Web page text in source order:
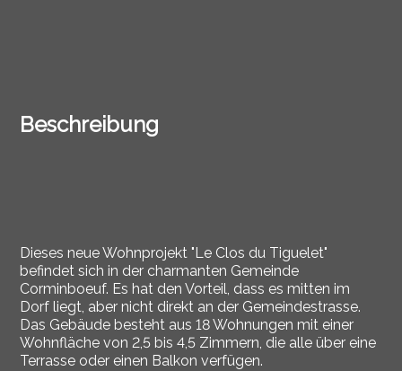
Beschreibung
Dieses neue Wohnprojekt "Le Clos du Tiguelet"
befindet sich in der charmanten Gemeinde
Corminboeuf. Es hat den Vorteil, dass es mitten im
Dorf liegt, aber nicht direkt an der Gemeindestrasse.
Das Gebäude besteht aus 18 Wohnungen mit einer
Wohnfläche von 2,5 bis 4,5 Zimmern, die alle über eine
Terrasse oder einen Balkon verfügen.